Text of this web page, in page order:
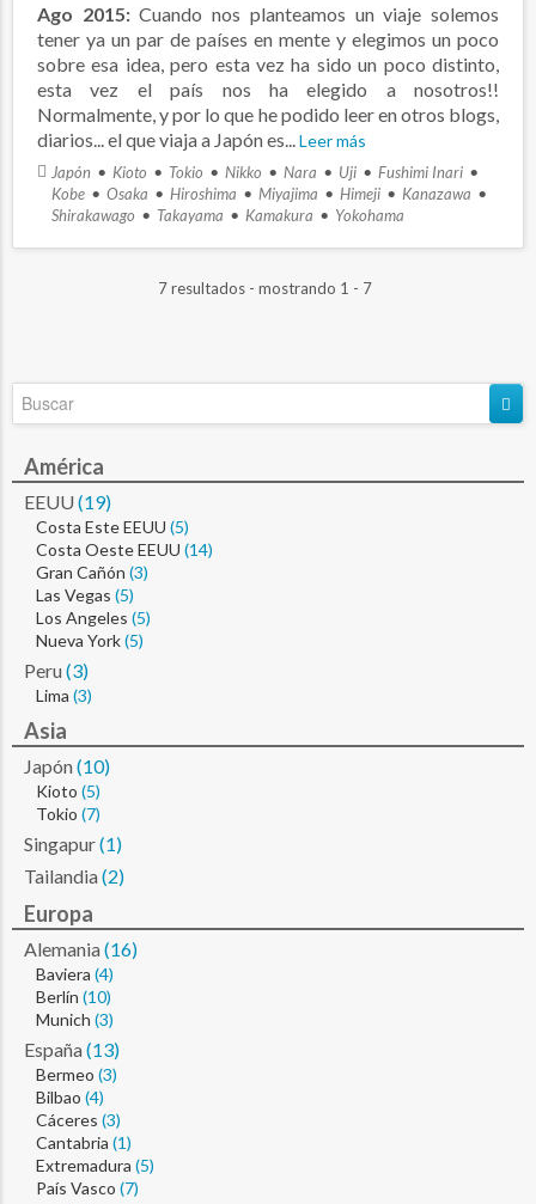
Ago 2015:Cuando nos planteamos un viaje solemos
tener ya un par de países en mente y elegimos un poco
sobre esa idea, pero esta vez ha sido un poco distinto,
esta vez el país nos ha elegido a nosotros!!
Normalmente, y por lo que he podido leer en otros blogs,
diarios... el que viaja a Japón es...Leer más
Japón Kioto Tokio Nikko Nara Uji
Fushimi Inari
Kobe
Osaka Hiroshima Miyajima Himeji
Kanazawa
Shirakawago
Takayama Kamakura Yokohama
7 resultados - mostrando 1 - 7
América
EEUU (19)
Costa Este EEUU (5)
Costa Oeste EEUU (14)
Gran Cañón (3)
Las Vegas (5)
Los Angeles (5)
Nueva York(5)
Peru (3)
Lima (3)
Asia
Japón (10)
Kioto (5)
Tokio (7)
Singapur(1)
Tailandia (2)
Europa
Alemania (16)
Baviera (4)
Berlín (10)
Munich (3)
España (13)
Bermeo (3)
Bilbao (4)
Cáceres (3)
Cantabria (1)
Extremadura (5)
País Vasco (7)